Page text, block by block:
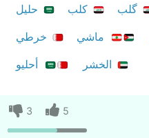
حليل
كلب گلب
خرطي
ماشي
أحليو
الخشر
3
5